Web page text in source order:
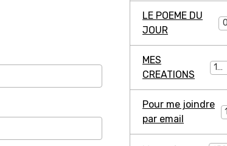
LE POEME DU
JOUR
MES
CREATIONS
194
Pour me joindre
par email